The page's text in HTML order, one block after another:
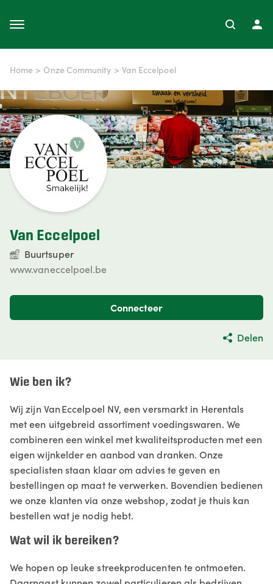
Home > Onze Community > Van Eccelpoel
Van Eccelpoel
Buurtsuper
www.vaneccelpoel.be
Connecteer
Delen
Wie ben ik?
Wij zijn Van Eccelpoel NV, een versmarkt in Herentals
met een uitgebreid assortiment voedingswaren. We
combineren een winkel met kwaliteitsproducten met een
eigen wijnkelder en aanbod van dranken. Onze
specialisten staan klaar om advies te geven en
bestellingen op maat te verwerken. Bovendien bedienen
we onze klanten via onze webshop, zodat je thuis kan
bestellen wat je nodig hebt.
Wat wil ik bereiken?
We hopen op leuke streekproducenten te ontmoeten.